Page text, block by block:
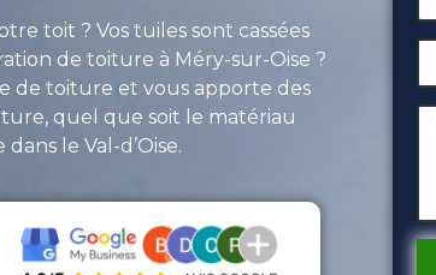
toit ? Vos tuiles sont cassées
de toiture à Méry-sur-Oise ?
de toiture et vous apporte des
quel que soit le matériau
le Val-d’Oise.